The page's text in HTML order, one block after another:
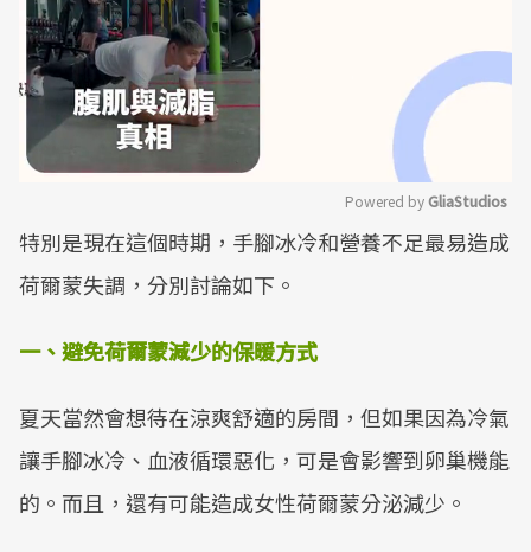
Mute
Powered by GliaStudios
特別是現在這個時期，手腳冰冷和營養不足最易造成
荷爾蒙失調，分別討論如下。
一、避免荷爾蒙減少的保暖方式
夏天當然會想待在涼爽舒適的房間，但如果因為冷氣
讓手腳冰冷、血液循環惡化，可是會影響到卵巢機能
的。而且，還有可能造成女性荷爾蒙分泌減少。